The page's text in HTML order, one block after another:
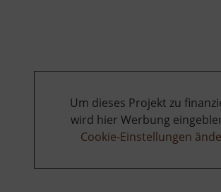
Um dieses Projekt zu
wird hier Werbung
Cookie-Einstellungen